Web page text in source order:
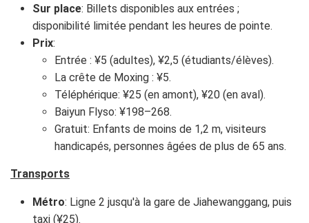
Sur place: Billets disponibles aux entrées ;
disponibilité limitée pendant les heures de pointe.
Prix:
Entrée : ¥5 (adultes), ¥2,5 (étudiants/élèves).
La crête de Moxing : ¥5.
Téléphérique: ¥25 (en amont), ¥20 (en aval).
Baiyun Flyso: ¥198–268.
Gratuit: Enfants de moins de 1,2 m, visiteurs
handicapés, personnes âgées de plus de 65 ans.
Transports
Métro: Ligne 2 jusqu'à la gare de Jiahewanggang, puis
taxi (¥25).